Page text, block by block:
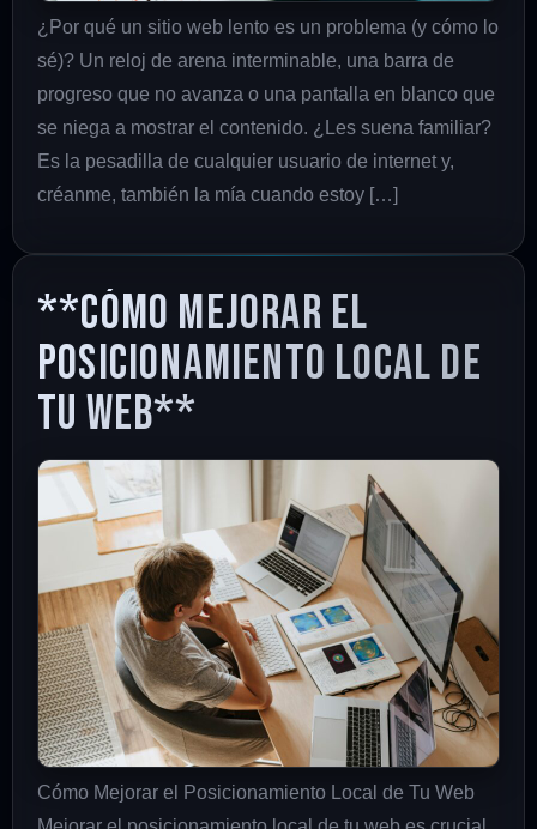
¿Por qué un sitio web lento es un problema (y cómo lo
sé)? Un reloj de arena interminable, una barra de
progreso que no avanza o una pantalla en blanco que
se niega a mostrar el contenido. ¿Les suena familiar?
Es la pesadilla de cualquier usuario de internet y,
créanme, también la mía cuando estoy […]
**Cómo Mejorar el
Posicionamiento Local de
Tu Web**
Cómo Mejorar el Posicionamiento Local de Tu Web